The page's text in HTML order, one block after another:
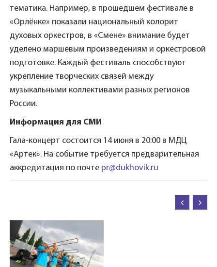
тематика. Например, в прошедшем фестивале в
«Орлёнке» показали национальный колорит
духовых оркестров, в «Смене» внимание будет
уделено маршевым произведениям и оркестровой
подготовке. Каждый фестиваль способствуют
укрепление творческих связей между
музыкальными коллективами разных регионов
России.
Информация для СМИ
Гала-концерт состоится 14 июня в 20:00 в МДЦ
«Артек». На событие требуется предварительная
аккредитация по почте pr@dukhovik.ru